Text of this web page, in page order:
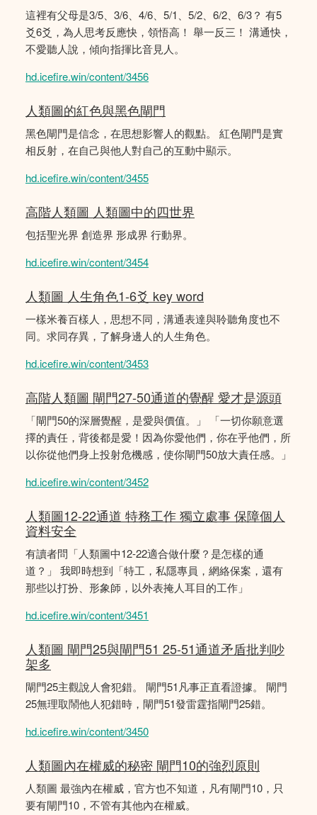
這裡有父母是3/5、3/6、4/6、5/1、5/2、6/2、6/3？ 有5
爻6爻，為人思考反應快，領悟高！ 舉一反三！ 溝通快，
不愛聽人說，傾向指揮比音見人。
hd.icefire.win/content/3456
人類圖的紅色與黑色閘門
黑色閘門是信念，在思想影響人的觀點。 紅色閘門是實
相反射，在自己與他人對自己的互動中顯示。
hd.icefire.win/content/3455
高階人類圖 人類圖中的四世界
包括聖光界 創造界 形成界 行動界。
hd.icefire.win/content/3454
人類圖 人生角色1-6爻 key word
一樣米養百樣人，思想不同，溝通表達與聆聽角度也不
同。求同存異，了解身邊人的人生角色。
hd.icefire.win/content/3453
高階人類圖 閘門27-50通道的覺醒 愛才是源頭
「閘門50的深層覺醒，是愛與價值。」 「一切你願意選
擇的責任，背後都是愛！因為你愛他們，你在乎他們，所
以你從他們身上投射危機感，使你閘門50放大責任感。」
hd.icefire.win/content/3452
人類圖12-22通道 特務工作 獨立處事 保障個人
資料安全
有讀者問「人類圖中12-22適合做什麼？是怎樣的通
道？」 我即時想到「特工，私隱專員，網絡保案，還有
那些以打扮、形象師，以外表掩人耳目的工作」
hd.icefire.win/content/3451
人類圖 閘門25與閘門51 25-51通道矛盾批判吵
架多
閘門25主觀說人會犯錯。 閘門51凡事正直看證據。 閘門
25無理取鬧他人犯錯時，閘門51發雷霆指閘門25錯。
hd.icefire.win/content/3450
人類圖內在權威的秘密 閘門10的強烈原則
人類圖 最強內在權威，官方也不知道，凡有閘門10，只
要有閘門10，不管有其他內在權威。